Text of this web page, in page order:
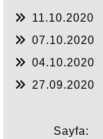
11.10.2020
07.10.2020
04.10.2020
27.09.2020
Sayfa: